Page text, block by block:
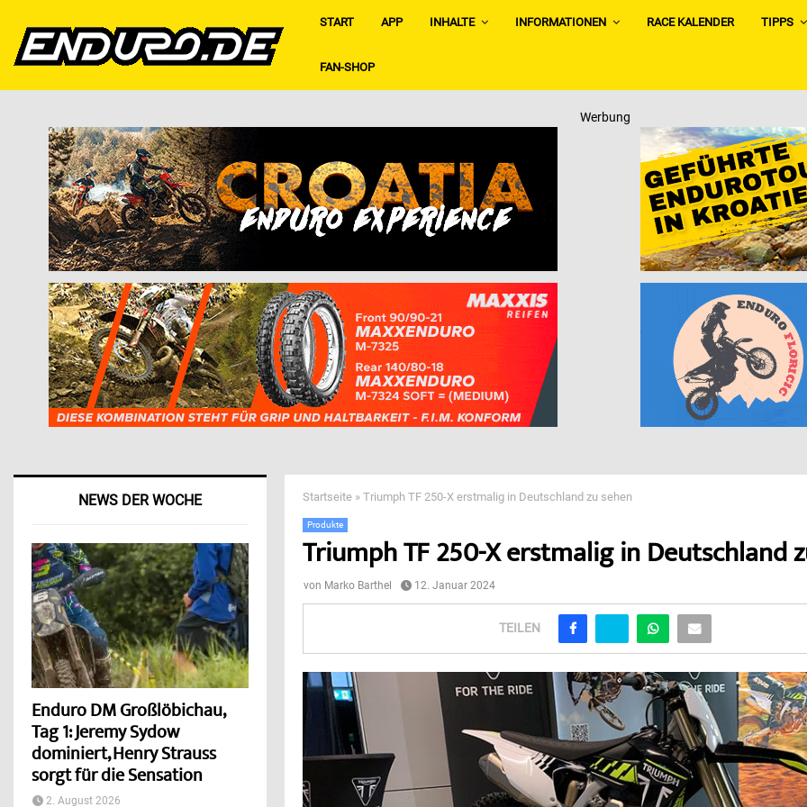
START APP INHALTE INFORMATIONEN RACE KALENDER TIPPS
FAN-SHOP
Werbung
Startseite »Triumph TF 250-X erstmalig in Deutschland zu sehen
Produkte
Triumph TF 250-X erstmalig in Deutschland
von Marko Barthel 12. Januar 2024
TEILEN
NEWS DER WOCHE
Enduro DM Großlöbichau,
Tag 1: Jeremy Sydow
dominiert, Henry Strauss
sorgt für die Sensation
2. August 2026